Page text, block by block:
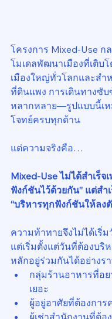
โครงการ Mixed-Use ก
โมเดลพัฒนาเมืองที่เติบ
เมืองใหญ่ทั่วโลกและสำ
ที่ดินแพง การเดินทางซั
หลากหลาย—รูปแบบนี้เ
โจทย์ครบทุกด้าน
แต่ความจริงคือ…
Mixed-Use ไม่ได้สำเร็จ
ฟังก์ชันไว้ด้วยกัน” แต่สำเ
“บริหารทุกฟังก์ชันให้ลง
ความท้าทายจึงไม่ได้เริ่ม
แต่เริ่มตั้งแต่วันที่ต้องบริ
หลักอยู่ร่วมกันได้อย่างร
กลุ่มร้านอาหารที่อ
เยอะ
ผู้อยู่อาศัยที่ต้องการ
ผู้เช่าสำนักงานที่ต้อ